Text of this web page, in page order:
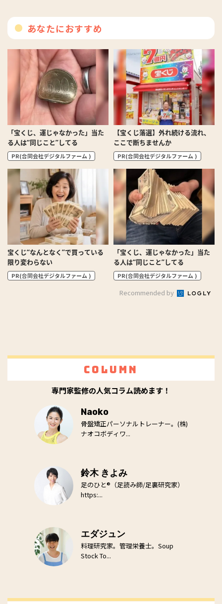
あなたにおすすめ
「宝くじ、運じゃなかった」当た
る人は“同じこと”してる
PR(合同会社デジタルファーム )
【宝くじ落選】外れ続ける流れ、
ここで断ちませんか
PR(合同会社デジタルファーム )
宝くじ“なんとなく”で買っている
限り変わらない
PR(合同会社デジタルファーム )
「宝くじ、運じゃなかった」当た
る人は“同じこと”してる
PR(合同会社デジタルファーム )
Recommended by
Column
専門家監修の人気コラム読めます！
Naoko
骨盤矯正パーソナルトレーナー。(株)
ナオコボディワ...
鈴木 きよみ
足のひと®（足読み師/足裏研究家）
https:...
エダジュン
料理研究家。管理栄養士。Soup
Stock To...